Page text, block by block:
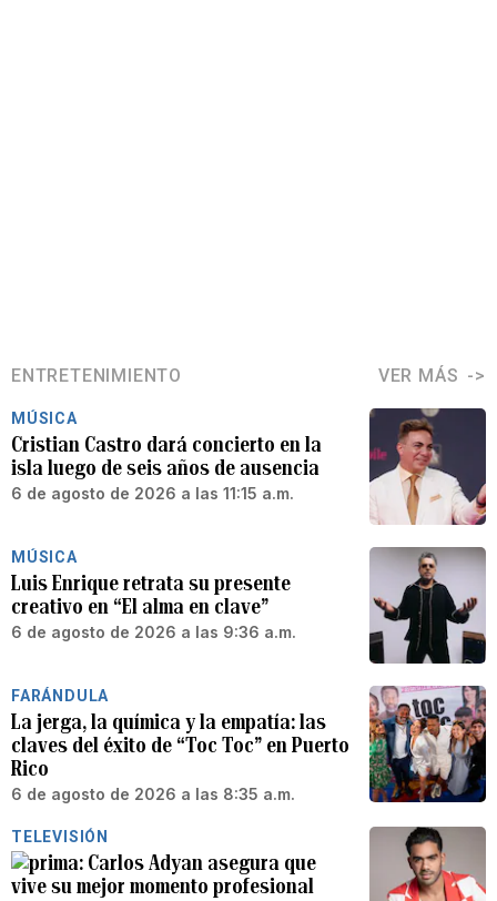
ENTRETENIMIENTO VER MÁS
MÚSICA
Cristian Castro dará concierto en la
isla luego de seis años de ausencia
6 de agosto de 2026 a las 11:15 a.m.
MÚSICA
Luis Enrique retrata su presente
creativo en “El alma en clave”
6 de agosto de 2026 a las 9:36 a.m.
FARÁNDULA
La jerga, la química y la empatía: las
claves del éxito de “Toc Toc” en Puerto
Rico
6 de agosto de 2026 a las 8:35 a.m.
TELEVISIÓN
Carlos Adyan asegura que
vive su mejor momento profesional